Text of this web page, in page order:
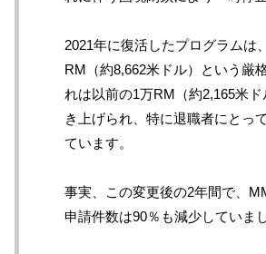
2021年に復活したプログラムは
RM（約8,662米ドル）という厳
れは以前の1万RM（約2,165米ド
き上げられ、特に退職者にとっ
ています。
事実、この変更後の2年間で、
申請件数は90％も減少していまし